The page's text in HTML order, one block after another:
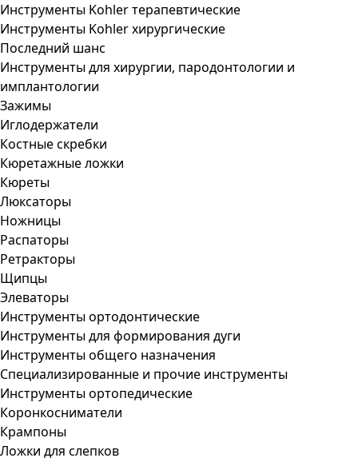
Инструменты Kohler терапевтические
Инструменты Kohler хирургические
Последний шанс
Инструменты для хирургии, пародонтологии и
имплантологии
Зажимы
Иглодержатели
Костные скребки
Кюретажные ложки
Кюреты
Люксаторы
Ножницы
Распаторы
Ретракторы
Щипцы
Элеваторы
Инструменты ортодонтические
Инструменты для формирования дуги
Инструменты общего назначения
Специализированные и прочие инструменты
Инструменты ортопедические
Коронкосниматели
Крампоны
Ложки для слепков